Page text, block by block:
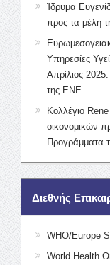
Ίδρυμα
προς τα μέλη
Υπηρεσίες
Απρίλιος
της ΕΝΕ
Κολλέγιο
οικονομικών
Προγράμματα
Διεθνής
WHO/Europe
World Health